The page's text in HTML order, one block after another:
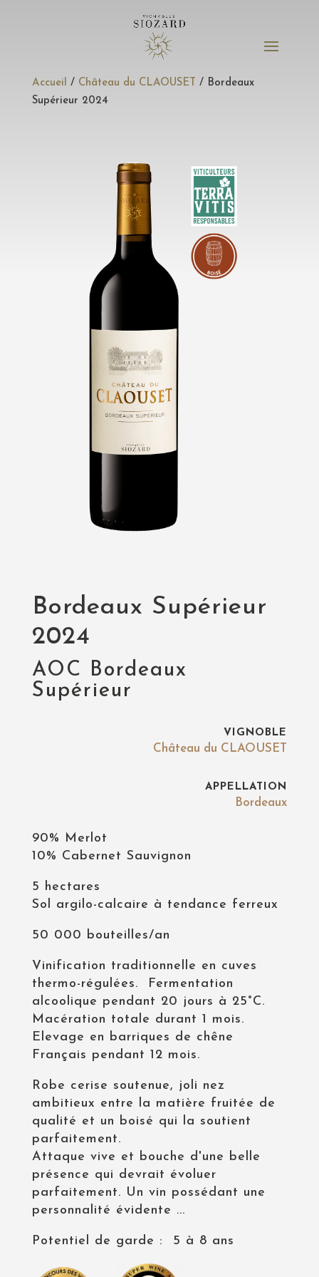
Accueil / Château du CLAOUSET / Bordeaux
Supérieur 2024
Bordeaux Supérieur
2024
AOC Bordeaux
Supérieur
VIGNOBLE
Château du CLAOUSET
APPELLATION
Bordeaux
90% Merlot
10% Cabernet Sauvignon
5 hectares
Sol argilo-calcaire à tendance ferreux
50 000 bouteilles/an
Vinification traditionnelle en cuves
thermo-régulées. Fermentation
alcoolique pendant 20 jours à 25°C.
Macération totale durant 1 mois.
Elevage en barriques de chêne
Français pendant 12 mois.
Robe cerise soutenue, joli nez
ambitieux entre la matière fruitée de
qualité et un boisé qui la soutient
parfaitement.
Attaque vive et bouche d'une belle
présence qui devrait évoluer
parfaitement. Un vin possédant une
personnalité évidente ...
Potentiel de garde : 5 à 8 ans